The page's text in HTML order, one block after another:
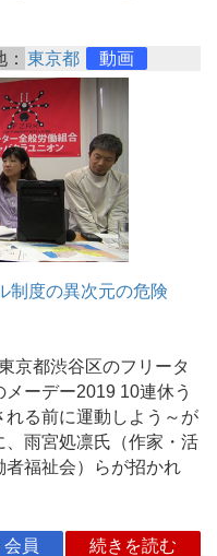
東京都 動画
制度の異次元の危険
京都渋谷区のフリータ
ーデー2019 10連休う
る前に運動しよう～が
、雨宮処凛氏（作家・活
福祉会）らが招かれ
員 続きを読む